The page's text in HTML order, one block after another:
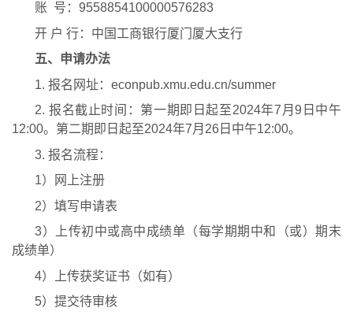
账 号：9558854100000576283
开 户 行：中国工商银行厦门厦大支行
五、申请办法
1. 报名网址：econpub.xmu.edu.cn/summer
2. 报名截止时间： 第一期即日起至2024年7 月9 日中午
12:00。第二期即日起至2024年7月 26 日中午12:00。
3. 报名流程 ：
1）网上注册
2）填写申请表
3）上传初中或高中成绩单（每学期期中和（或）期末
成绩单）
4）上传获奖证书（如有）
5）提交待审核